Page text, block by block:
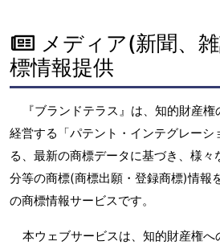
メディア(新聞、
標情報提供
『ブランドテラス』は、知的財産
経営する「パテント・インテグレーシ
る、最新の商標データに基づき、様
分等の商標(商標出願・登録商標)情報
の商標情報サービスです。
本ウェブサービスは、知的財産権へ